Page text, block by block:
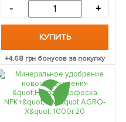
- +
КУПИТЬ
+4.68грн бонусов за покупку